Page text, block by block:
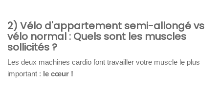
2) Vélo d'appartement semi-allongé vs
vélo normal : Quels sont les muscles
sollicités ?
Les deux machines cardio font travailler votre muscle le plus
important : le cœur !